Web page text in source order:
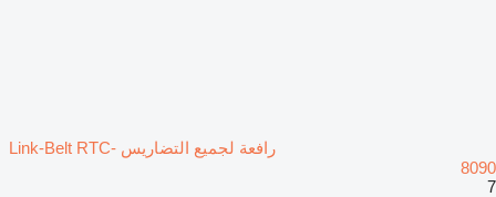
رافعة لجميع التضاريس Link-Belt RTC-
8090
7